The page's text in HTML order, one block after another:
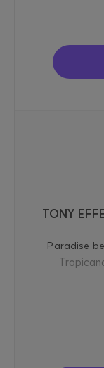
TONY
Paradise